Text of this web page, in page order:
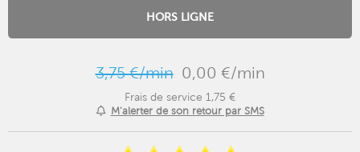
HORS LIGNE
3,75 €/min 0,00 €/min
Frais de service 1,75 €
M'alerter de son retour par SMS